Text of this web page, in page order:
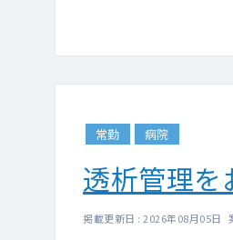
常勤 病院
透析管理を
掲載更新日 : 2026年08月05日